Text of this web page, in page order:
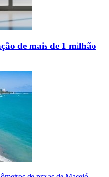
de mais de 1 milhão